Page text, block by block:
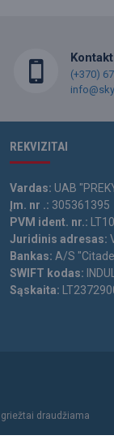
(+370)
REKVIZITAI
Vardas: UAB
Įm. nr .: 305361395
PVM ident. nr.:
Juridinis adresas:
Bankas: A/S
SWIFT kodas:
Sąskaita:
draudžiama